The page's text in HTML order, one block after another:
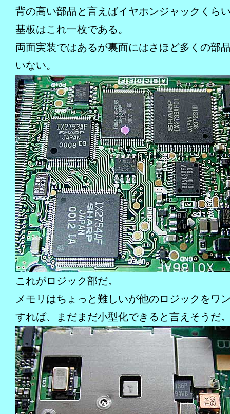
背の高い部品と言えばイヤホンジャックくら
基板はこれ一枚である。
両面実装ではあるが裏面にはさほど多くの部
いない。
これがロジック部だ。
メモリはちょっと難しいが他のロジックをワ
すれば、まだまだ小型化できると言えそうだ